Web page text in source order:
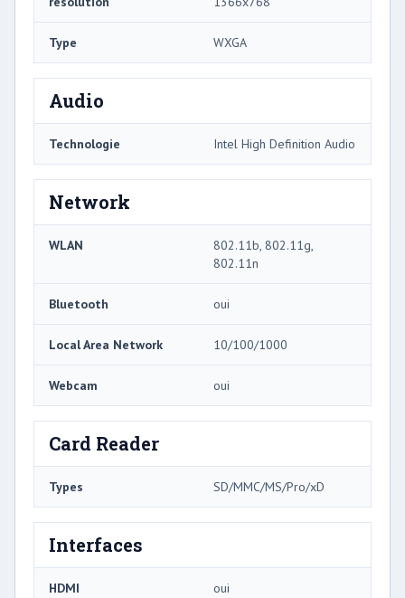
Type WXGA
Audio
Technologie Intel High Definition Audio
Network
WLAN
802.11b, 802.11g,
802.11n
Bluetooth oui
Local Area Network 10/100/1000
Webcam oui
Card Reader
Types SD/MMC/MS/Pro/xD
Interfaces
HDMI oui